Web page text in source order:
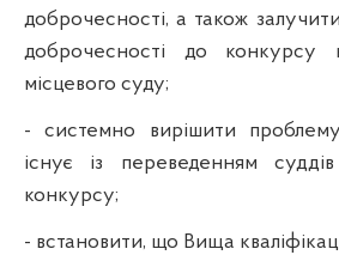
доброчесності, а також
доброчесності до конкурсу
місцевого суду;
- системно вирішити
існує із переведенням
конкурсу;
- встановити, що Вища